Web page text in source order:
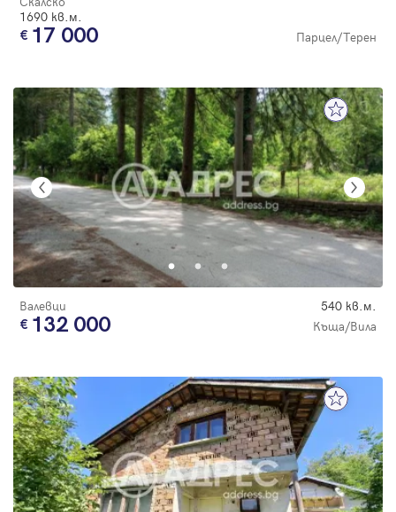
1690 кв.м.
17 000 Парцел/Терен
Валевци 540 кв.м.
132 000 Къща/Вила